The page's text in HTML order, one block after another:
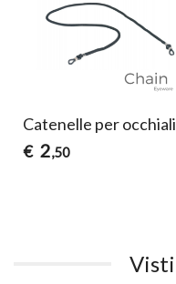
Catenelle per occhiali
€ 2,50